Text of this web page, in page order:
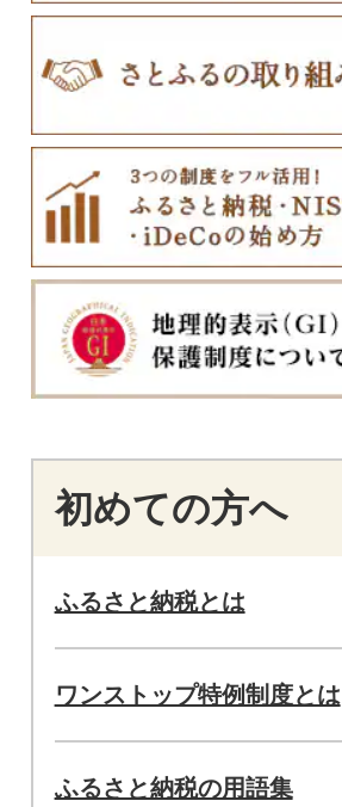
初めての方へ
ふるさと納税とは
ワンストップ特例制度とは
ふるさと納税の用語集